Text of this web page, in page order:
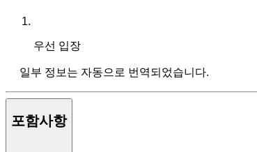
우선 입장
일부 정보는 자동으로 번역되었습니다.
포함사항